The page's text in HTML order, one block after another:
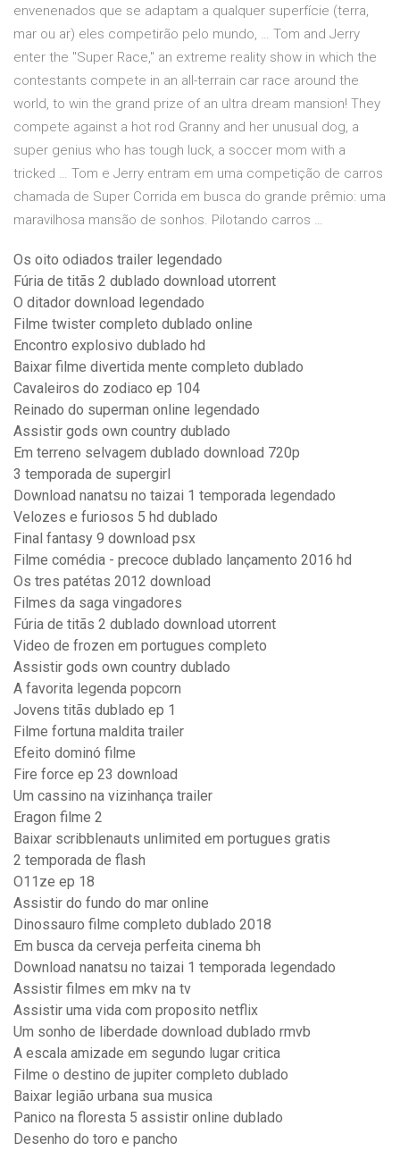
envenenados que se adaptam a qualquer superfície (terra,
mar ou ar) eles competirão pelo mundo, … Tom and Jerry
enter the "Super Race," an extreme reality show in which the
contestants compete in an all-terrain car race around the
world, to win the grand prize of an ultra dream mansion! They
compete against a hot rod Granny and her unusual dog, a
super genius who has tough luck, a soccer mom with a
tricked … Tom e Jerry entram em uma competição de carros
chamada de Super Corrida em busca do grande prêmio: uma
maravilhosa mansão de sonhos. Pilotando carros …
Os oito odiados trailer legendado
Fúria de titãs 2 dublado download utorrent
O ditador download legendado
Filme twister completo dublado online
Encontro explosivo dublado hd
Baixar filme divertida mente completo dublado
Cavaleiros do zodiaco ep 104
Reinado do superman online legendado
Assistir gods own country dublado
Em terreno selvagem dublado download 720p
3 temporada de supergirl
Download nanatsu no taizai 1 temporada legendado
Velozes e furiosos 5 hd dublado
Final fantasy 9 download psx
Filme comédia - precoce dublado lançamento 2016 hd
Os tres patétas 2012 download
Filmes da saga vingadores
Fúria de titãs 2 dublado download utorrent
Video de frozen em portugues completo
Assistir gods own country dublado
A favorita legenda popcorn
Jovens titãs dublado ep 1
Filme fortuna maldita trailer
Efeito dominó filme
Fire force ep 23 download
Um cassino na vizinhança trailer
Eragon filme 2
Baixar scribblenauts unlimited em portugues gratis
2 temporada de flash
O11ze ep 18
Assistir do fundo do mar online
Dinossauro filme completo dublado 2018
Em busca da cerveja perfeita cinema bh
Download nanatsu no taizai 1 temporada legendado
Assistir filmes em mkv na tv
Assistir uma vida com proposito netflix
Um sonho de liberdade download dublado rmvb
A escala amizade em segundo lugar critica
Filme o destino de jupiter completo dublado
Baixar legião urbana sua musica
Panico na floresta 5 assistir online dublado
Desenho do toro e pancho